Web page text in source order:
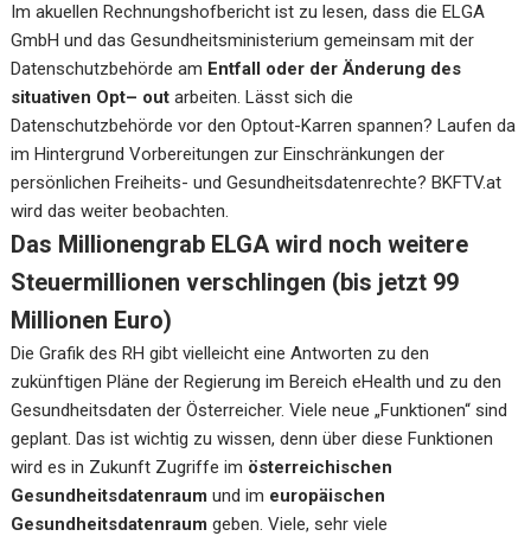
Im akuellen Rechnungshofbericht ist zu lesen, dass die ELGA
GmbH und das Gesundheitsministerium gemeinsam mit der
Datenschutzbehörde am Entfall oder der Änderung des
situativen Opt– out arbeiten. Lässt sich die
Datenschutzbehörde vor den Optout-Karren spannen? Laufen da
im Hintergrund Vorbereitungen zur Einschränkungen der
persönlichen Freiheits- und Gesundheitsdatenrechte? BKFTV.at
wird das weiter beobachten.
Das Millionengrab ELGA wird noch weitere
Steuermillionen verschlingen (bis jetzt 99
Millionen Euro)
Die Grafik des RH gibt vielleicht eine Antworten zu den
zukünftigen Pläne der Regierung im Bereich eHealth und zu den
Gesundheitsdaten der Österreicher. Viele neue „Funktionen“ sind
geplant. Das ist wichtig zu wissen, denn über diese Funktionen
wird es in Zukunft Zugriffe im österreichischen
Gesundheitsdatenraum und im europäischen
Gesundheitsdatenraum geben. Viele, sehr viele